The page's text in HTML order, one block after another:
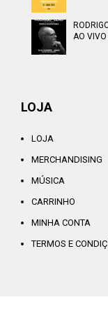
AO VIVO
LOJA
LOJA
MERCHANDISING
MÚSICA
CARRINHO
MINHA CONTA
TERMOS E